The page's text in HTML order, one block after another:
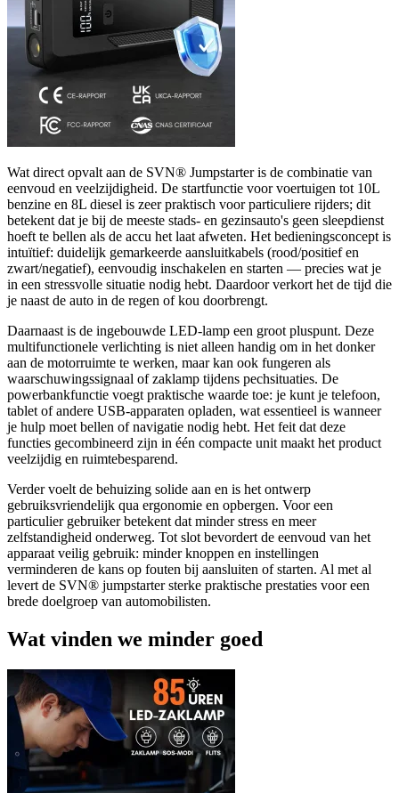
Wat direct opvalt aan de SVN® Jumpstarter is de combinatie van
eenvoud en veelzijdigheid. De startfunctie voor voertuigen tot 10L
benzine en 8L diesel is zeer praktisch voor particuliere rijders; dit
betekent dat je bij de meeste stads- en gezinsauto's geen sleepdienst
hoeft te bellen als de accu het laat afweten. Het bedieningsconcept is
intuïtief: duidelijk gemarkeerde aansluitkabels (rood/positief en
zwart/negatief), eenvoudig inschakelen en starten — precies wat je
in een stressvolle situatie nodig hebt. Daardoor verkort het de tijd die
je naast de auto in de regen of kou doorbrengt.
Daarnaast is de ingebouwde LED-lamp een groot pluspunt. Deze
multifunctionele verlichting is niet alleen handig om in het donker
aan de motorruimte te werken, maar kan ook fungeren als
waarschuwingssignaal of zaklamp tijdens pechsituaties. De
powerbankfunctie voegt praktische waarde toe: je kunt je telefoon,
tablet of andere USB-apparaten opladen, wat essentieel is wanneer
je hulp moet bellen of navigatie nodig hebt. Het feit dat deze
functies gecombineerd zijn in één compacte unit maakt het product
veelzijdig en ruimtebesparend.
Verder voelt de behuizing solide aan en is het ontwerp
gebruiksvriendelijk qua ergonomie en opbergen. Voor een
particulier gebruiker betekent dat minder stress en meer
zelfstandigheid onderweg. Tot slot bevordert de eenvoud van het
apparaat veilig gebruik: minder knoppen en instellingen
verminderen de kans op fouten bij aansluiten of starten. Al met al
levert de SVN® jumpstarter sterke praktische prestaties voor een
brede doelgroep van automobilisten.
Wat vinden we minder goed